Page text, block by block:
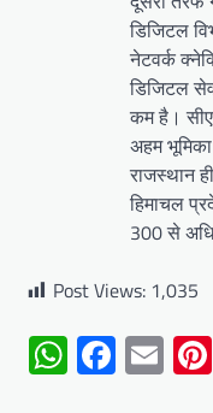
डिजिटल
नेटवर्क
डिजिटल
कम है।
अहम
राजस्थान
हिमाचल
300 से
Post Views: 1,035